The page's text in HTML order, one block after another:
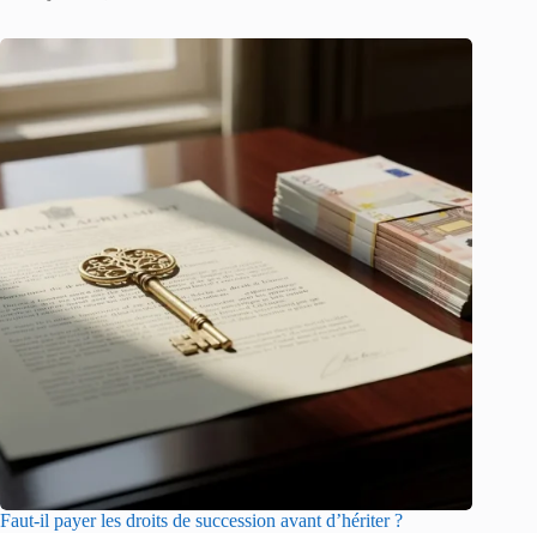
Faut-il payer les droits de succession avant d’hériter ?